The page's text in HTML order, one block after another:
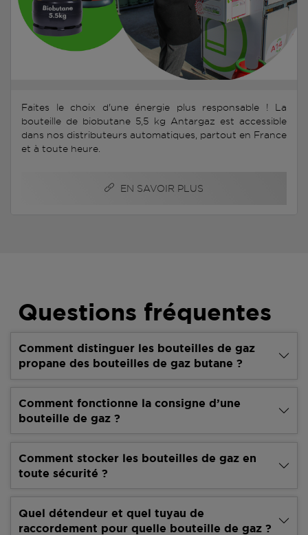
Faites le choix d'une énergie plus responsable ! La
bouteille de biobutane 5,5 kg Antargaz est accessible
dans nos distributeurs automatiques, partout en France
et à toute heure.
EN SAVOIR PLUS
Questions fréquentes
Comment distinguer les bouteilles de gaz
propane des bouteilles de gaz butane ?
Comment fonctionne la consigne d’une
bouteille de gaz ?
Comment stocker les bouteilles de gaz en
toute sécurité ?
Quel détendeur et quel tuyau de
raccordement pour quelle bouteille de gaz ?